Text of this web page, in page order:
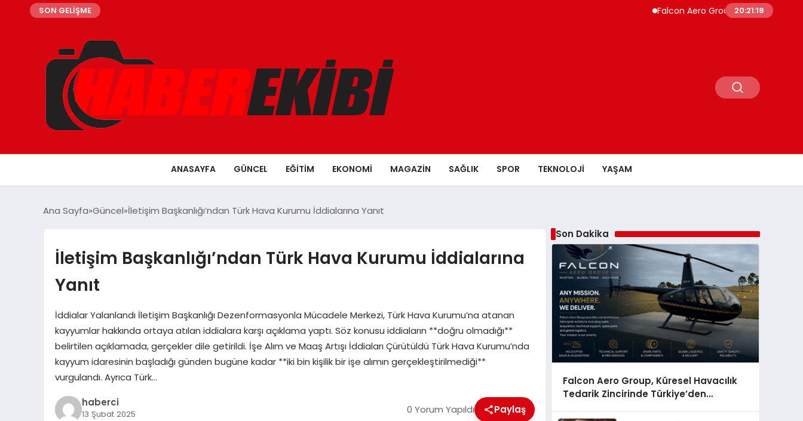
SON GELİŞME Falcon Aero Group, Küresel Havacılık
20:21:19
ANASAYFA GÜNCEL EĞITIM EKONOMI MAGAZIN SAĞLIK SPOR TEKNOLOJI YAŞAM
Ana Sayfa Güncel İletişim Başkanlığı’ndan Türk Hava Kurumu İddialarına Yanıt
İletişim Başkanlığı’ndan Türk Hava Kurumu İddialarına
Yanıt
İddialar Yalanlandı İletişim Başkanlığı Dezenformasyonla Mücadele Merkezi, Türk Hava Kurumu’na atanan
kayyumlar hakkında ortaya atılan iddialara karşı açıklama yaptı. Söz konusu iddiaların **doğru olmadığı**
belirtilen açıklamada, gerçekler dile getirildi. İşe Alım ve Maaş Artışı İddiaları Çürütüldü Türk Hava Kurumu’nda
kayyum idaresinin başladığı günden bugüne kadar **iki bin kişilik bir işe alımın gerçekleştirilmediği**
vurgulandı. Ayrıca Türk…
haberci
13 Şubat 2025 0 Yorum Yapıldı Paylaş
Son Dakika
Falcon Aero Group, Küresel Havacılık
Tedarik Zincirinde Türkiye’den